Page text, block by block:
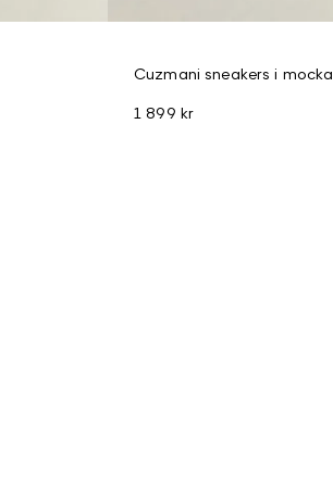
Cuzmani sneakers i mocka
1 899 kr